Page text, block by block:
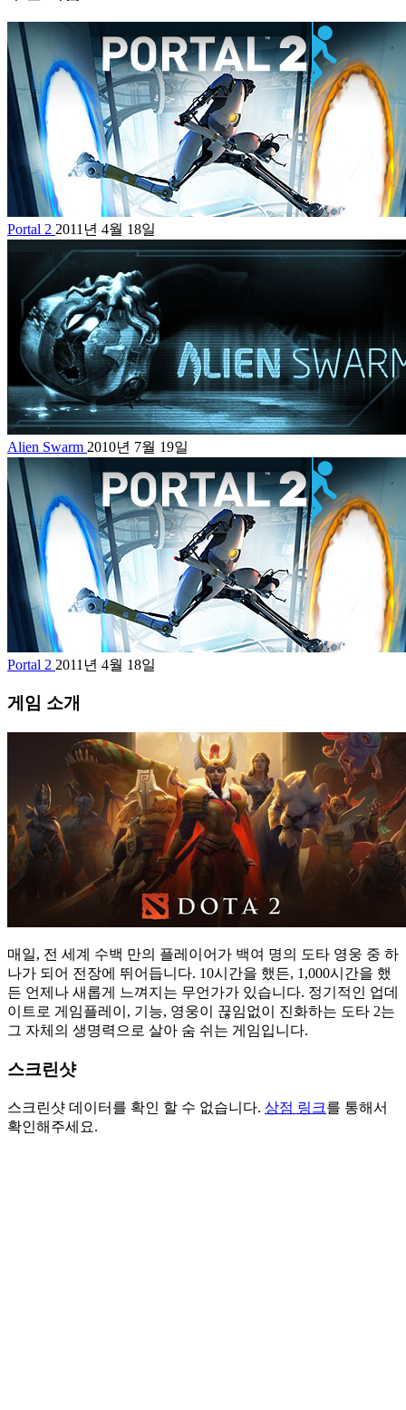
Portal 2 2011년 4월 18일
Alien Swarm 2010년 7월 19일
Portal 2 2011년 4월 18일
게임 소개
매일, 전 세계 수백 만의 플레이어가 백여 명의 도타 영웅 중 하
나가 되어 전장에 뛰어듭니다. 10시간을 했든, 1,000시간을 했
든 언제나 새롭게 느껴지는 무언가가 있습니다. 정기적인 업데
이트로 게임플레이, 기능, 영웅이 끊임없이 진화하는 도타 2는
그 자체의 생명력으로 살아 숨 쉬는 게임입니다.
스크린샷
스크린샷 데이터를 확인 할 수 없습니다. 상점 링크를 통해서
확인해주세요.